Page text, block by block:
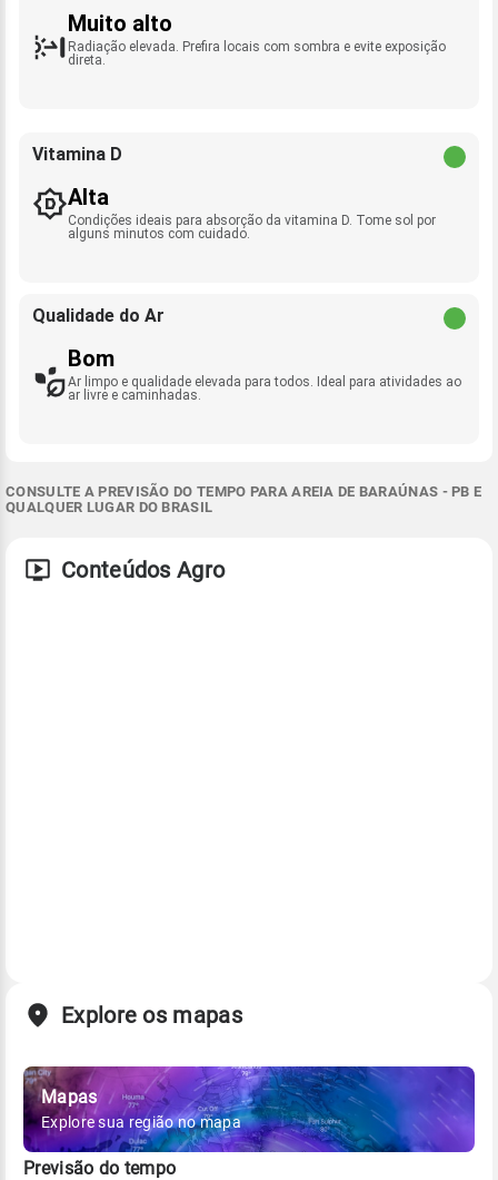
Muito alto
Radiação elevada. Prefira locais com sombra e evite exposição
direta.
Vitamina D
Alta
Condições ideais para absorção da vitamina D. Tome sol por
alguns minutos com cuidado.
Qualidade do Ar
Bom
Ar limpo e qualidade elevada para todos. Ideal para atividades ao
ar livre e caminhadas.
CONSULTE A PREVISÃO DO TEMPO PARA AREIA DE BARAÚNAS - PB E
QUALQUER LUGAR DO BRASIL
Conteúdos Agro
Explore os mapas
Mapas
Explore sua região no mapa
Previsão do tempo